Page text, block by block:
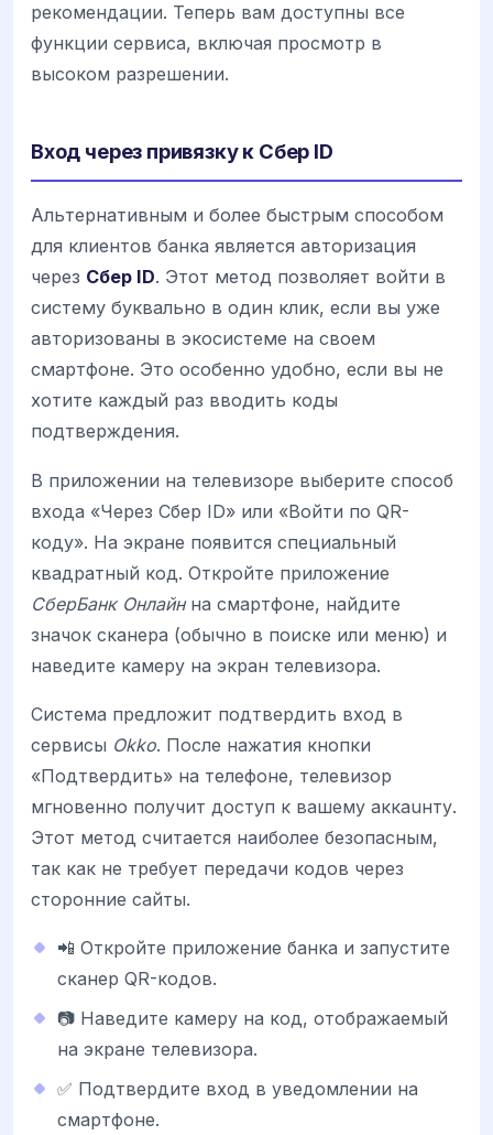
рекомендации. Теперь вам доступны все
функции сервиса, включая просмотр в
высоком разрешении.
Вход через привязку к Сбер ID
Альтернативным и более быстрым способом
для клиентов банка является авторизация
через Сбер ID. Этот метод позволяет войти в
систему буквально в один клик, если вы уже
авторизованы в экосистеме на своем
смартфоне. Это особенно удобно, если вы не
хотите каждый раз вводить коды
подтверждения.
В приложении на телевизоре выберите способ
входа «Через Сбер ID» или «Войти по QR-
коду». На экране появится специальный
квадратный код. Откройте приложение
СберБанк Онлайнна смартфоне, найдите
значок сканера (обычно в поиске или меню) и
наведите камеру на экран телевизора.
Система предложит подтвердить вход в
сервисы Okko. После нажатия кнопки
«Подтвердить» на телефоне, телевизор
мгновенно получит доступ к вашему аккаuнту.
Этот метод считается наиболее безопасным,
так как не требует передачи кодов через
сторонние сайты.
📲 Откройте приложение банка и запустите
сканер QR-кодов.
📷 Наведите камеру на код, отображаемый
на экране телевизора.
✅ Подтвердите вход в уведомлении на
смартфоне.